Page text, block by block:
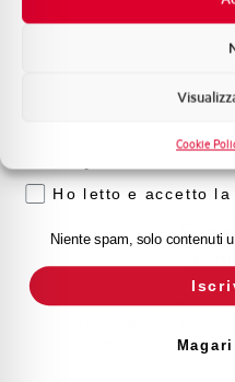
Cookie
delle richieste.
Trova il punto vendita
semplici passi.
Formazione tecnica
Voglio ricevere
Ho letto e accetto
Niente spam, solo contenuti